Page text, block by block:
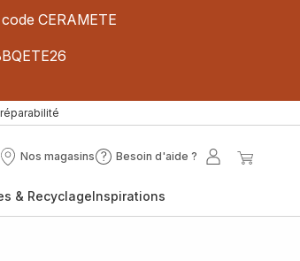
CERAMETE
Nos magasins
Nos
Besoin d'aide ?
Besoin
?
Mon
& RecyclageInspirations